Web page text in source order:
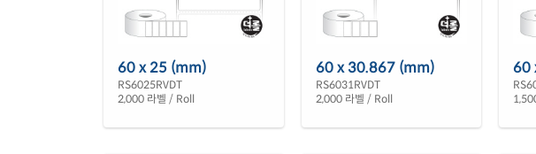
60 x 25 (mm)
RS6025RVDT
2,000 라벨 / Roll
60 x 30.867 (mm)
RS6031RVDT
2,000 라벨 / Roll
60